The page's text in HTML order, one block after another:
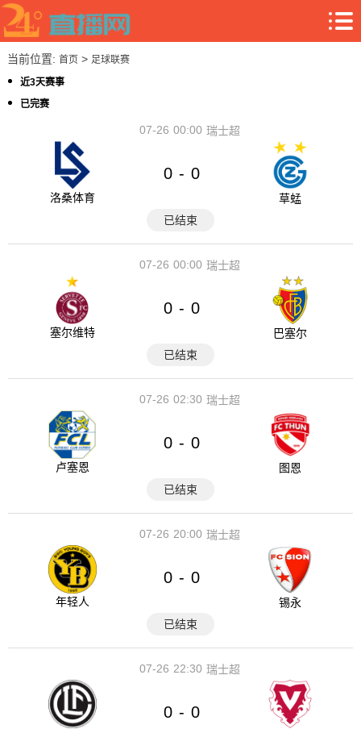
当前位置: 首页> 足球联赛
近3天赛事
已完赛
00:00
07-26 瑞士超
洛桑体育
0 - 0
草蜢
已结束
00:00
07-26 瑞士超
塞尔维特
0 - 0
巴塞尔
已结束
02:30
07-26 瑞士超
卢塞恩
0 - 0
图恩
已结束
20:00
07-26 瑞士超
年轻人
0 - 0
锡永
已结束
22:30
07-26 瑞士超
0 - 0